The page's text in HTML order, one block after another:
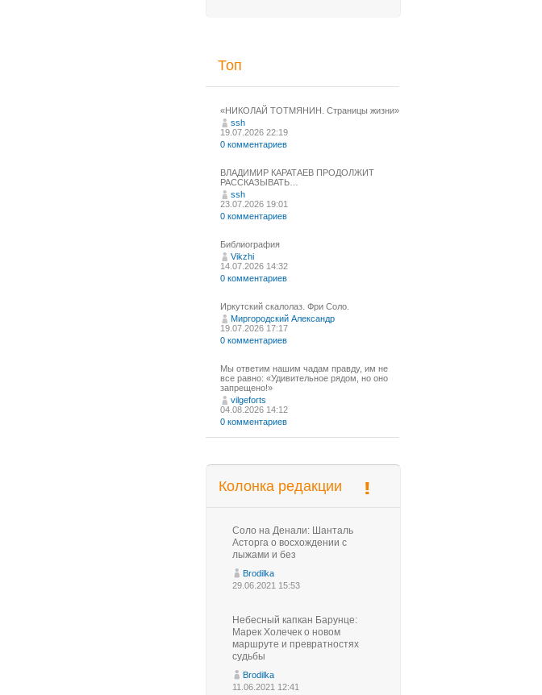
Топ
«НИКОЛАЙ ТОТМЯНИН. Страницы жизни»
ssh
19.07.2026 22:19
0 комментариев
ВЛАДИМИР КАРАТАЕВ ПРОДОЛЖИТ
РАССКАЗЫВАТЬ…
ssh
23.07.2026 19:01
0 комментариев
Библиография
Vikzhi
14.07.2026 14:32
0 комментариев
Иркутский скалолаз. Фри Соло.
Миргородский Александр
19.07.2026 17:17
0 комментариев
Мы ответим нашим чадам правду, им не
все равно: «Удивительное рядом, но оно
запрещено!»
vilgeforts
04.08.2026 14:12
0 комментариев
Колонка редакции
Соло на Денали: Шанталь
Асторга о восхождении с
лыжами и без
Brodilka
29.06.2021 15:53
Небесный капкан Барунце:
Марек Холечек о новом
маршруте и превратностях
судьбы
Brodilka
11.06.2021 12:41